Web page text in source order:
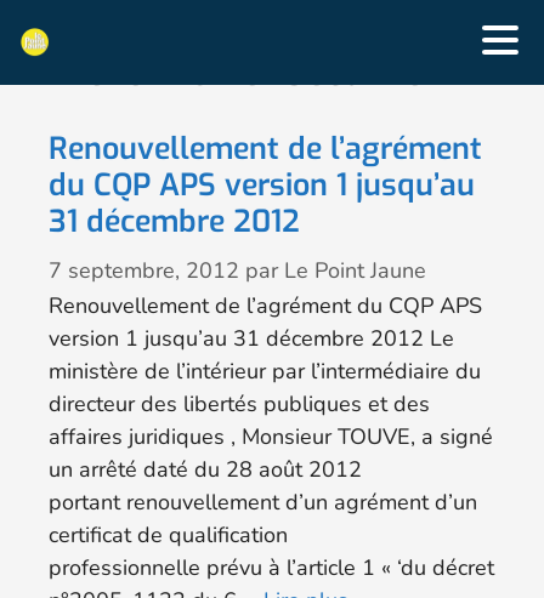
Prévention et Sécurité
Renouvellement de l’agrément
du CQP APS version 1 jusqu’au
31 décembre 2012
7 septembre, 2012 par Le Point Jaune
Renouvellement de l’agrément du CQP APS
version 1 jusqu’au 31 décembre 2012 Le
ministère de l’intérieur par l’intermédiaire du
directeur des libertés publiques et des
affaires juridiques , Monsieur TOUVE, a signé
un arrêté daté du 28 août 2012
portant renouvellement d’un agrément d’un
certificat de qualification
professionnelle prévu à l’article 1 « ‘du décret